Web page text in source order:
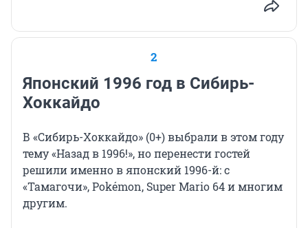
2
Японский 1996 год в Сибирь-
Хоккайдо
В «Сибирь-Хоккайдо» (0+) выбрали в этом году
тему «Назад в 1996!», но перенести гостей
решили именно в японский 1996-й: с
«Тамагочи», Pokémon, Super Mario 64 и многим
другим.